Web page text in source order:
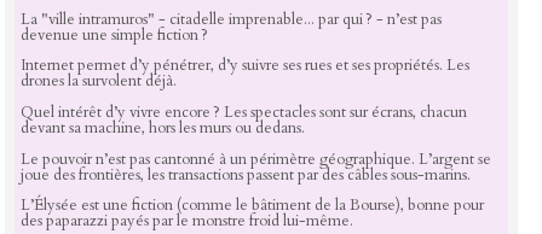
La "ville intramuros" - citadelle imprenable... par qui ? - n’est pas
devenue une simple fiction ?
Internet permet d’y pénétrer, d’y suivre ses rues et ses propriétés. Les
drones la survolent déjà.
Quel intérêt d’y vivre encore ? Les spectacles sont sur écrans, chacun
devant sa machine, hors les murs ou dedans.
Le pouvoir n’est pas cantonné à un périmètre géographique. L’argent se
joue des frontières, les transactions passent par des câbles sous-marins.
L’Élysée est une fiction (comme le bâtiment de la Bourse), bonne pour
des paparazzi payés par le monstre froid lui-même.